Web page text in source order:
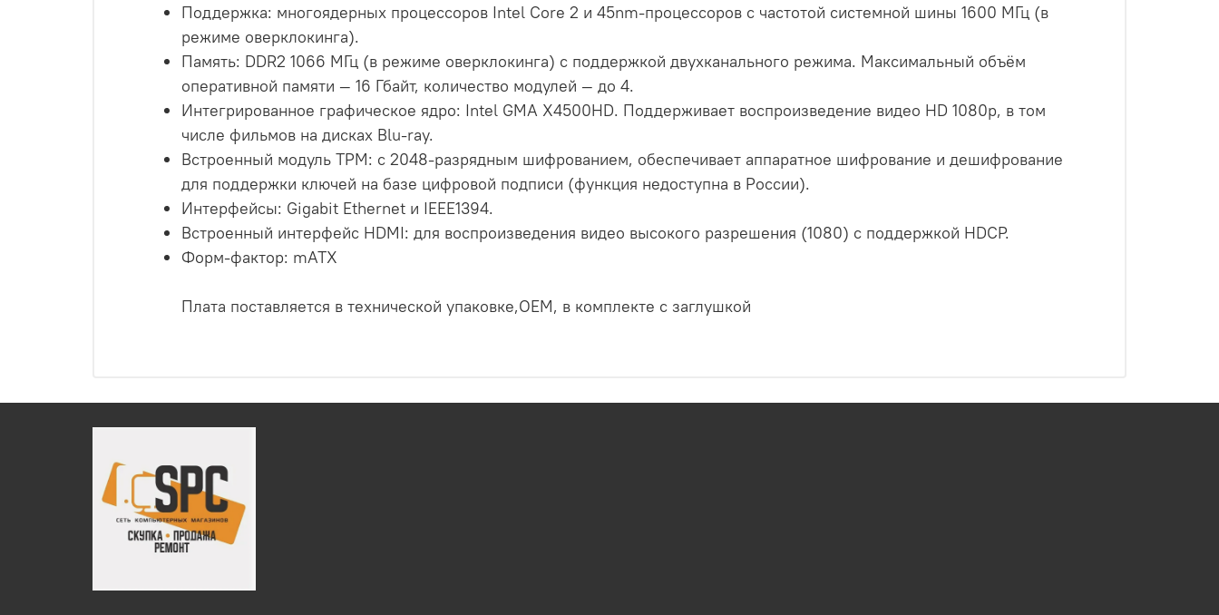
Поддержка: многоядерных процессоров Intel Core 2 и 45nm-процессоров с частотой системной шины 1600 МГц (в
режиме оверклокинга).
Память: DDR2 1066 МГц (в режиме оверклокинга) с поддержкой двухканального режима. Максимальный объём
оперативной памяти — 16 Гбайт, количество модулей — до 4.
Интегрированное графическое ядро: Intel GMA X4500HD. Поддерживает воспроизведение видео HD 1080p, в том
числе фильмов на дисках Blu-ray.
Встроенный модуль TPM: с 2048-разрядным шифрованием, обеспечивает аппаратное шифрование и дешифрование
для поддержки ключей на базе цифровой подписи (функция недоступна в России).
Интерфейсы: Gigabit Ethernet и IEEE1394.
Встроенный интерфейс HDMI: для воспроизведения видео высокого разрешения (1080) с поддержкой HDCP.
Форм-фактор: mATX
Плата поставляется в технической упаковке,OEM, в комплекте с заглушкой